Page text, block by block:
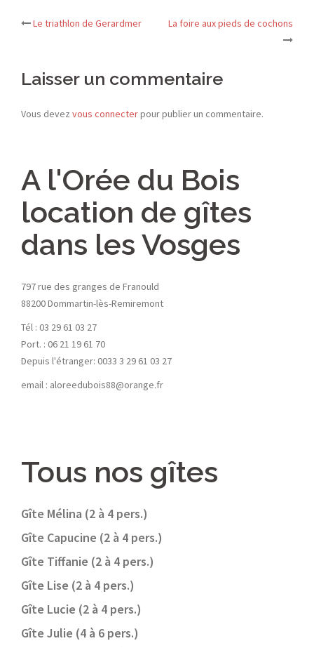
Navigation
Le triathlon de Gerardmer La foire aux pieds de cochons
Laisser un commentaire
Vous devez vous connecterpour publier un commentaire.
A l'Orée du Bois
location de gîtes
dans les Vosges
797 rue des granges de Franould
88200 Dommartin-lès-Remiremont
Tél : 03 29 61 03 27
Port. : 06 21 19 61 70
Depuis l'étranger: 0033 3 29 61 03 27
email : aloreedubois88@orange.fr
Tous nos gîtes
Gîte Mélina (2 à 4 pers.)
Gîte Capucine (2 à 4 pers.)
Gîte Tiffanie (2 à 4 pers.)
Gîte Lise (2 à 4 pers.)
Gîte Lucie (2 à 4 pers.)
Gîte Julie (4 à 6 pers.)